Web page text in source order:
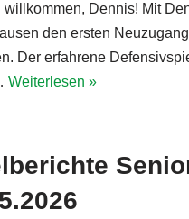
willkommen, Dennis! Mit
den ersten
Der erfahrene
Weiterlesen »